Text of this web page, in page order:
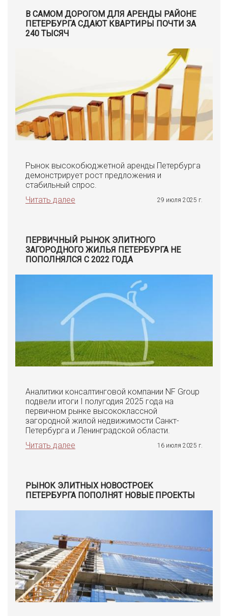
В САМОМ ДОРОГОМ ДЛЯ АРЕНДЫ РАЙОНЕ
ПЕТЕРБУРГА СДАЮТ КВАРТИРЫ ПОЧТИ ЗА
240 ТЫСЯЧ
Рынок высокобюджетной аренды Петербурга
демонстрирует рост предложения и
стабильный спрос.
Читать далее
29 июля 2025 г.
ПЕРВИЧНЫЙ РЫНОК ЭЛИТНОГО
ЗАГОРОДНОГО ЖИЛЬЯ ПЕТЕРБУРГА НЕ
ПОПОЛНЯЛСЯ С 2022 ГОДА
Аналитики консалтинговой компании NF Group
подвели итоги I полугодия 2025 года на
первичном рынке высококлассной
загородной жилой недвижимости Санкт-
Петербурга и Ленинградской области.
Читать далее
16 июля 2025 г.
РЫНОК ЭЛИТНЫХ НОВОСТРОЕК
ПЕТЕРБУРГА ПОПОЛНЯТ НОВЫЕ ПРОЕКТЫ